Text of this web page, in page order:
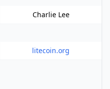
Charlie Lee
litecoin.org